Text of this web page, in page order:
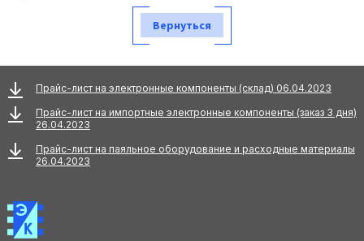
Вернуться
Прайс-лист на электронные компоненты (склад) 06.04.2023
Прайс-лист на импортные электронные компоненты (заказ 3 дня)
26.04.2023
Прайс-лист на паяльное оборудование и расходные материалы
26.04.2023